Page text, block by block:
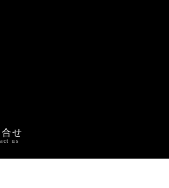
せ
us